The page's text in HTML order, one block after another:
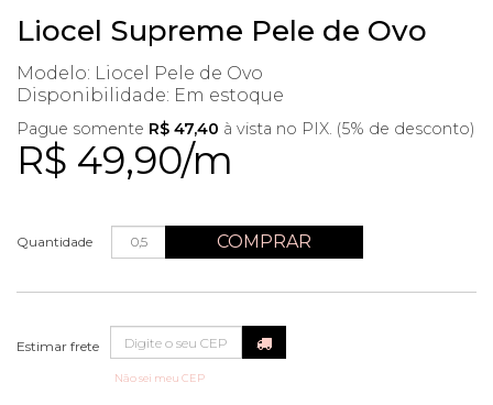
Liocel Supreme Pele de Ovo
Modelo: Liocel Pele de Ovo
Disponibilidade: Em estoque
R$ 49,90/m
Pague somente R$ 47,40 à vista no PIX. (5% de desconto)
Quantidade COMPRAR
Não sei meu CEP